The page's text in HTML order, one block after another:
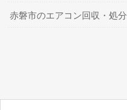
赤磐市のエアコン回収・処分